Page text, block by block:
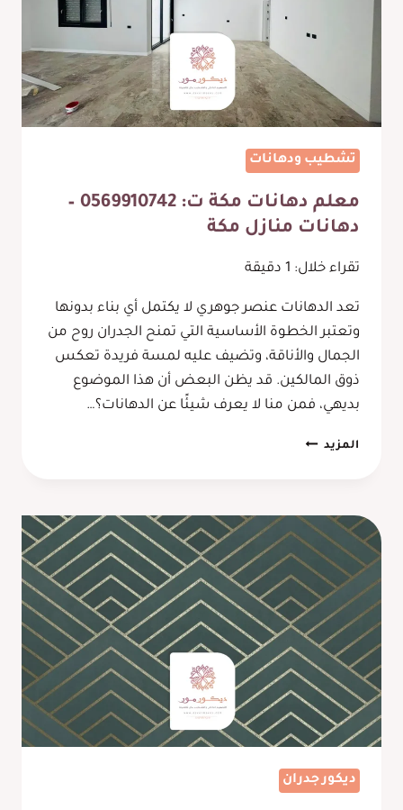
خلاله
براويز
فوم
للجدران
بمكة
تشطيب ودهانات
معلم دهانات مكة ت: 0569910742 –
دهانات منازل مكة
تقراء خلال: دقيقة
تعد الدهانات عنصر جوهري لا يكتمل أي بناء بدونها
وتعتبر الخطوة الأساسية التي تمنح الجدران روح من
الجمال والأناقة، وتضيف عليه لمسة فريدة تعكس
ذوق المالكين. قد يظن البعض أن هذا الموضوع
بديهي، فمن منا لا يعرف شيئًا عن الدهانات؟…
المزيد معلم
0569910742
–
دهانات
منازل
مكة
ديكور جدران